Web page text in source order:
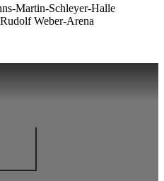
Martin-Schleyer-Halle
Weber-Arena